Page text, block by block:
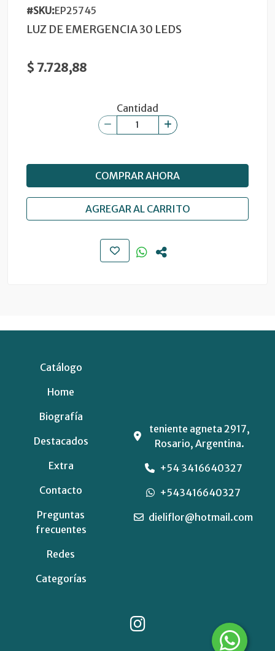
#SKU:EP25745
LUZ DE EMERGENCIA 30 LEDS
$ 7.728,88
Cantidad
COMPRAR AHORA
AGREGAR AL CARRITO
Catálogo
Home
Biografía
Destacados
Extra
Contacto
Preguntas
frecuentes
Redes
Categorías
teniente agneta 2917,
Rosario, Argentina.
+54 3416640327
+543416640327
dieliflor@hotmail.com